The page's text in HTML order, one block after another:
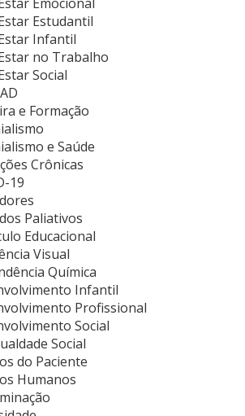
Estudantil
Infantil
no Trabalho
Social
e Formação
e Saúde
Crônicas
19
Paliativos
Educacional
Visual
Química
Infantil
Profissional
Social
Social
do Paciente
Humanos